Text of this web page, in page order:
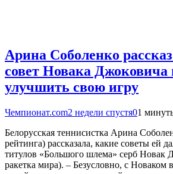
Арина Соболенко
совет Новака Джоковича
улучшить свою игру
Чемпионат.com2 недели спустя01
Белорусская теннисистка Арина
рейтинга) рассказала, какие советы ей
титулов «Большого шлема» серб Новак
ракетка мира). – Безусловно, с Новаком